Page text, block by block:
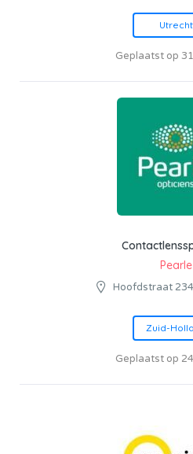
Utrecht
Geplaatst op
Pearle
Hoofdstraat
Zuid-
Geplaatst op